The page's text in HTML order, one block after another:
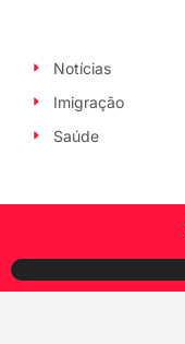
Notícias
Imigração
Saúde